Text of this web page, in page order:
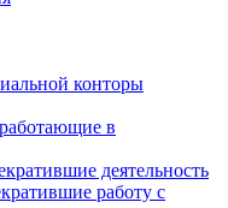
конторы
в
деятельность
работу с